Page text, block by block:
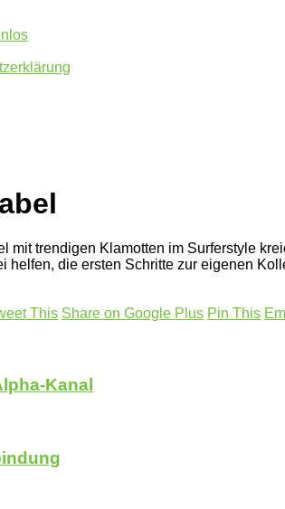
mit trendigen Klamotten im Surferstyle
helfen, die ersten Schritte zur eigenen
This Share on Google Plus Pin This
Kanal